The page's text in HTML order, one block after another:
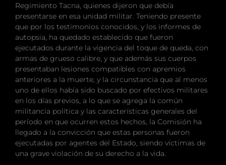
Regimiento Tacna, quienes dijeron que debía
presentarse en esa unidad militar. Teniendo presente
que por los testimonios conocidos, y los informes de
autopsia, ha quedado establecido que fueron
ejecutados durante la vigencia del toque de queda, con
armas de grueso calibre, y que además sus cuerpos
presentaban lesiones compatibles con apremios
anteriores a la muerte, y la circunstancia que al menos
uno de ellos había sido buscado por efectivos militares
en los días previos, a lo que se agrega la común
militancia política y las características generales del
período en que ocurren estos hechos, la Comisión ha
llegado a la convicción que estas personas fueron
ejecutadas por agentes del Estado, siendo víctimas de
una grave violación de su derecho a la vida.